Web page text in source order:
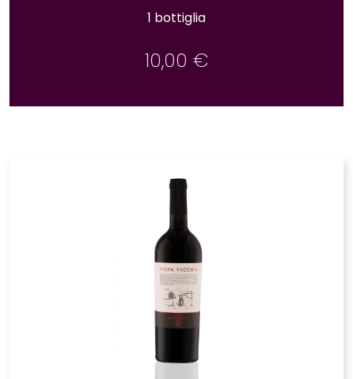
1 bottiglia
10,00 €